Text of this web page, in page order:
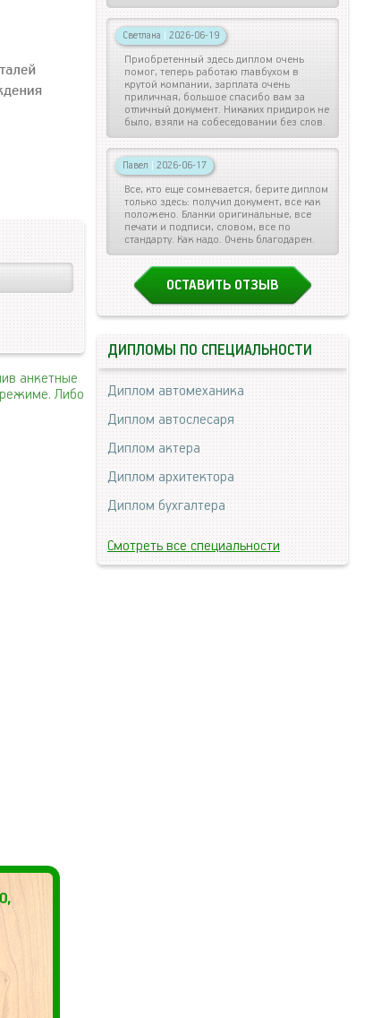
анкетные
Либо
Светлана | 2026-06-19
Приобретенный здесь диплом очень
помог, теперь работаю главбухом в
крутой компании, зарплата очень
приличная, большое спасибо вам за
отличный документ. Никаких придирок не
было, взяли на собеседовании без слов.
Павел | 2026-06-17
Все, кто еще сомневается, берите диплом
только здесь: получил документ, все как
положено. Бланки оригинальные, все
печати и подписи, словом, все по
стандарту. Как надо. Очень благодарен.
ОСТАВИТЬ ОТЗЫВ
ДИПЛОМЫ ПО СПЕЦИАЛЬНОСТИ
Диплом автомеханика
Диплом автослесаря
Диплом актера
Диплом архитектора
Диплом бухгалтера
Смотреть все специальности